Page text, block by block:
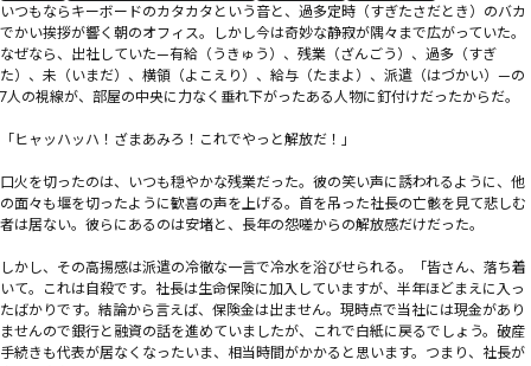
いつもならキーボードのカタカタという音と、過多定時（すぎたさだとき）のバカ
でかい挨拶が響く朝のオフィス。しかし今は奇妙な静寂が隅々まで広がっていた。
なぜなら、出社していた—有給（うきゅう）、残業（ざんごう）、過多（すぎ
た）、未（いまだ）、横領（よこえり）、給与（たまよ）、派遣（はづかい）—の
7人の視線が、部屋の中央に力なく垂れ下がったある人物に釘付けだったからだ。
「ヒャッハッハ！ざまあみろ！これでやっと解放だ！」
口火を切ったのは、いつも穏やかな残業だった。彼の笑い声に誘われるように、他
の面々も堰を切ったように歓喜の声を上げる。首を吊った社長の亡骸を見て悲しむ
者は居ない。彼らにあるのは安堵と、長年の怨嗟からの解放感だけだった。
しかし、その高揚感は派遣の冷徹な一言で冷水を浴びせられる。「皆さん、落ち着
いて。これは自殺です。社長は生命保険に加入していますが、半年ほどまえに入っ
たばかりです。結論から言えば、保険金は出ません。現時点で当社には現金があり
ませんので銀行と融資の話を進めていましたが、これで白紙に戻るでしょう。破産
手続きも代表が居なくなったいま、相当時間がかかると思います。つまり、社長が